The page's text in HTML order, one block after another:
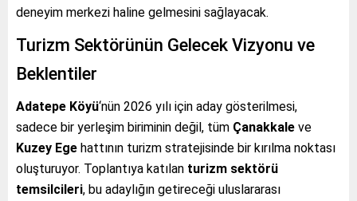
deneyim merkezi haline gelmesini sağlayacak.
Turizm Sektörünün Gelecek Vizyonu ve
Beklentiler
Adatepe Köyü‘nün 2026 yılı için aday gösterilmesi,
sadece bir yerleşim biriminin değil, tüm Çanakkale ve
Kuzey Ege hattının turizm stratejisinde bir kırılma noktası
oluşturuyor. Toplantıya katılan turizm sektörü
temsilcileri, bu adaylığın getireceği uluslararası